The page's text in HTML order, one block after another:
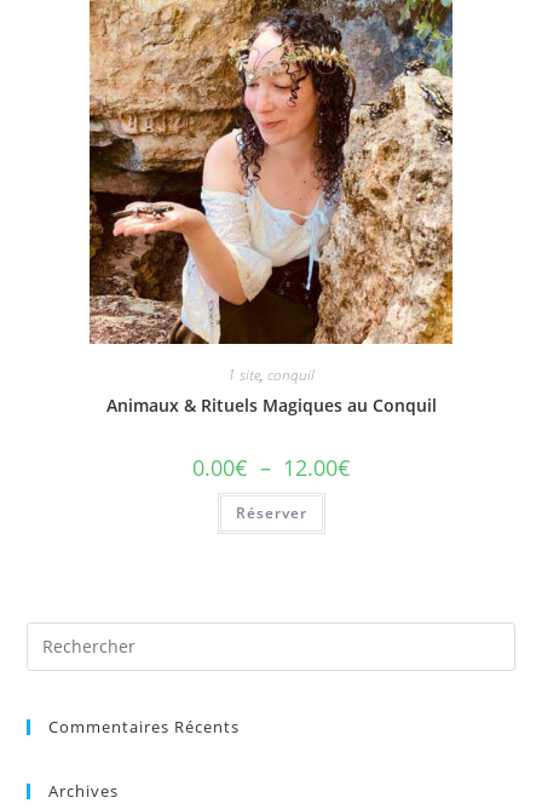
1 site, conquil
Animaux & Rituels Magiques au Conquil
0.00€ – 12.00€
Réserver
Commentaires Récents
Archives